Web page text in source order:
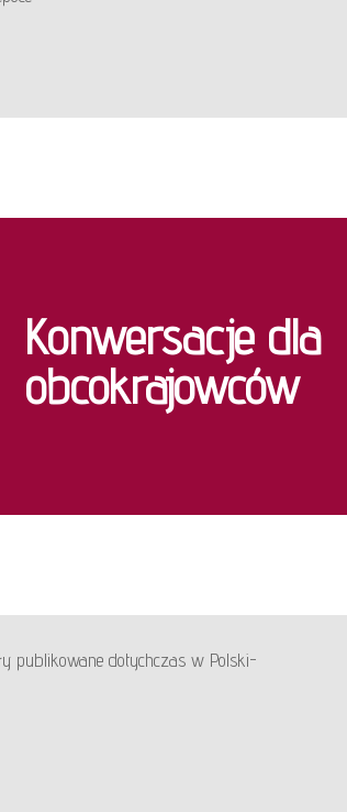
Konwersacje dla
obcokrajowców
publikowane dotychczas w Polski-